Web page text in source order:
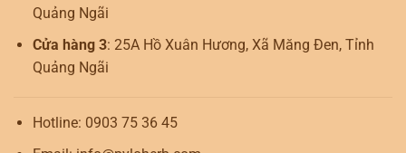
Quảng Ngãi
Cửa hàng 3: 25A Hồ Xuân Hương, Xã Măng Đen, Tỉnh
Quảng Ngãi
Hotline: 0903 75 36 45